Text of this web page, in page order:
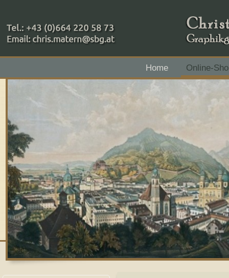
+43 (0)664 220 58 73
Home
Online-
Zahlungsmethoden: RAIBA - Flachgau Mitte - IBAN